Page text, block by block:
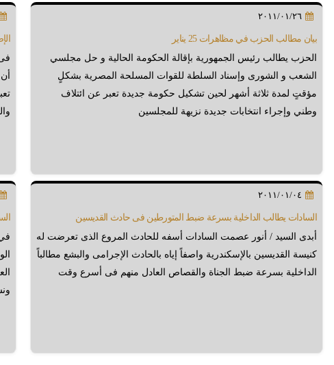
٢٠١١/٠١/٢٦
بيان مطالب الحزب في مظاهرات 25 يناير
الحزب يطالب رئيس الجمهورية بإقالة الحكومة الحالية و حل مجلسي
الشعب و الشورى وإسناد السلطة للقوات المسلحة المصرية بشكلٍ
مؤقتٍ لمدة ثلاثة أشهر لحين تشكيل حكومة جديدة تعبر عن ائتلاف
وطني وإجراء انتخابات جديدة نزيهة للمجلسين
٢٠١١/٠١/٠٤
السادات يطالب الداخلية بسرعة ضبط المتورطين فى حادث القديسين
أبدى السيد / أنور عصمت السادات أسفه للحادث المروع الذى تعرضت له
كنيسة القديسين بالإسكندرية واصفاً إياه بالحادث الإجرامى والبشع مطالباً
الداخلية بسرعة ضبط الجناة والقصاص العادل منهم فى أسرع وقت